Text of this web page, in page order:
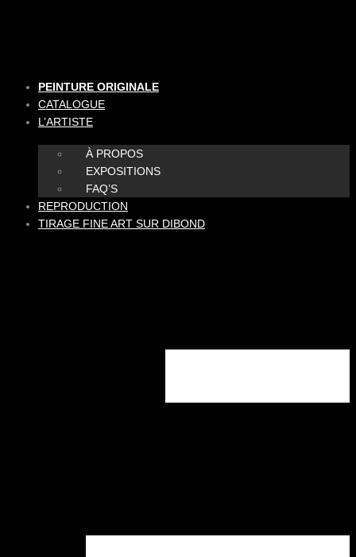
PEINTURE ORIGINALE
CATALOGUE
L’ARTISTE
À PROPOS
EXPOSITIONS
FAQ’S
REPRODUCTION
TIRAGE FINE ART SUR DIBOND